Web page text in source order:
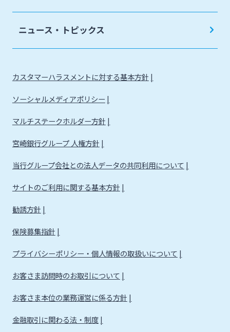
ニュース・トピックス
カスタマーハラスメントに対する基本方針
ソーシャルメディアポリシー
マルチステークホルダー方針
宮崎銀行グループ 人権方針
当行グループ会社との法人データの共同利用について
サイトのご利用に関する基本方針
勧誘方針
保険募集指針
プライバシーポリシー・個人情報の取扱いについて
お客さま訪問時のお取引について
お客さま本位の業務運営に係る方針
金融取引に関わる法・制度